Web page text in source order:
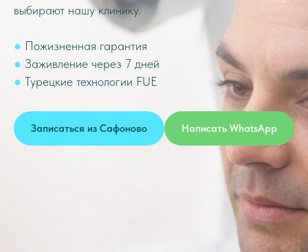
выбирают нашу клинику.
● Пожизненная гарантия
● Заживление через 7 дней
● Турецкие технологии FUE
Записаться из Сафоново Написать WhatsApp